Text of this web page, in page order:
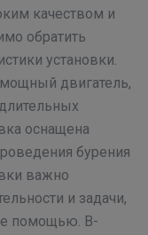
качеством и
обратить
установки.
двигатель,
оснащена
бурения
важно
и задачи,
помощью. В-